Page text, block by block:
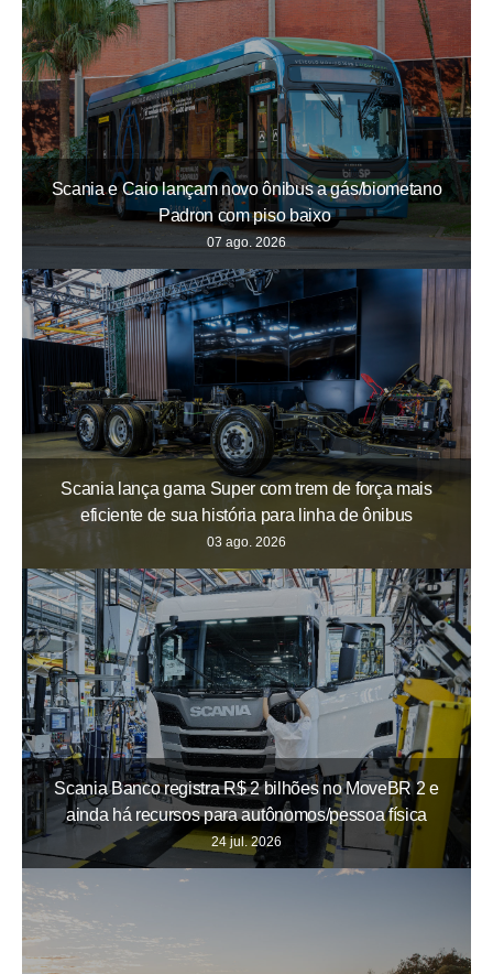
Scania e Caio lançam novo ônibus a gás/biometano
Padron com piso baixo
07 ago. 2026
Scania lança gama Super com trem de força mais
eficiente de sua história para linha de ônibus
03 ago. 2026
Scania Banco registra R$ 2 bilhões no MoveBR 2 e
ainda há recursos para autônomos/pessoa física
24 jul. 2026